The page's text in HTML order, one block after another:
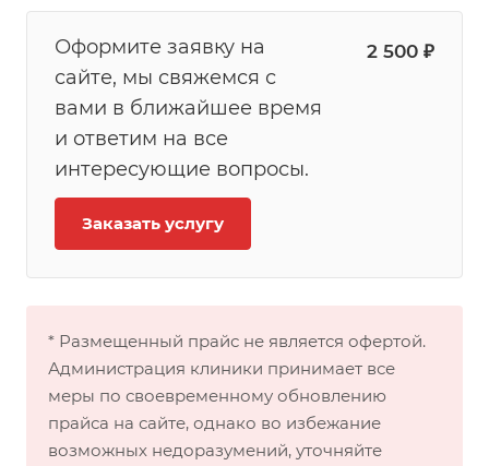
Оформите заявку на
сайте, мы свяжемся с
вами в ближайшее время
и ответим на все
интересующие вопросы.
2 500 ₽
Заказать услугу
* Размещенный прайс не является офертой.
Администрация клиники принимает все
меры по своевременному обновлению
прайса на сайте, однако во избежание
возможных недоразумений, уточняйте